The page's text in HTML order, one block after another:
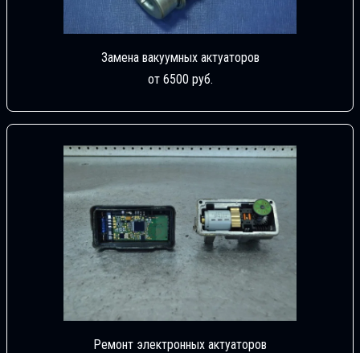
Замена вакуумных актуаторов
от 6500 руб.
Ремонт электронных актуаторов